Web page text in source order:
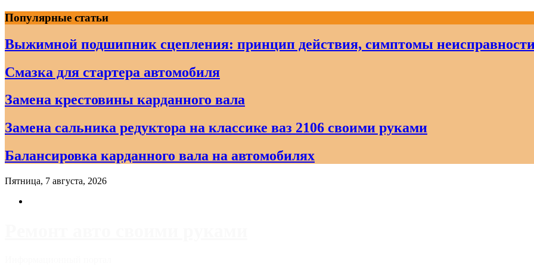
Skip
to
content
Популярные статьи
Выжимной подшипник сцепления: принцип действия, симптомы
Смазка для стартера автомобиля
Замена крестовины карданного вала
Замена сальника редуктора на классике ваз 2106 своими руками
Балансировка карданного вала на автомобилях
Пятница, 7 августа, 2026